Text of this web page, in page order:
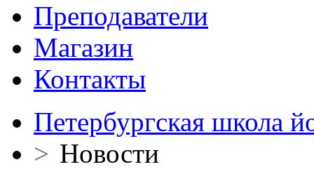
Преподаватели
Магазин
Контакты
Петербургская школа
> Новости